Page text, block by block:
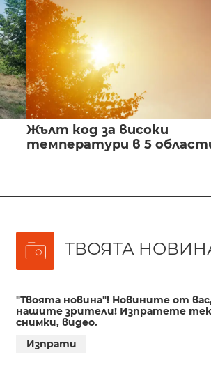
Жълт код за високи
температури в 5
ТВОЯТА
"Твоята новина"! Новините от
нашите зрители! Изпратете
снимки, видео.
Изпрати